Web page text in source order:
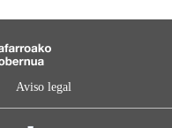
Aviso legal